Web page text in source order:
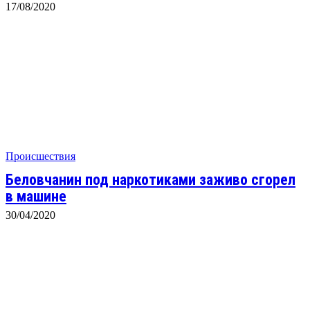
17/08/2020
Происшествия
Беловчанин под наркотиками заживо сгорел
в машине
30/04/2020